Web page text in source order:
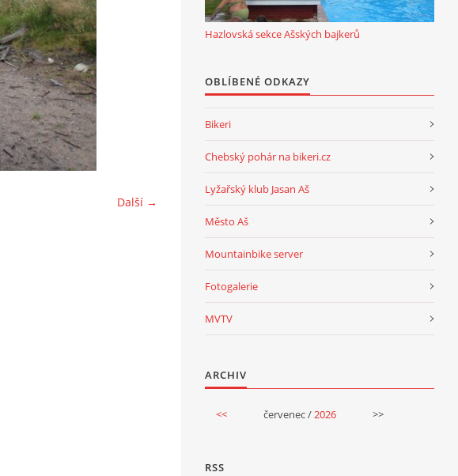
Další →
Hazlovská sekce Ašských bajkerů
OBLÍBENÉ ODKAZY
Bikeri
Chebský pohár na bikeri.cz
Lyžařský klub Jasan Aš
Město Aš
Mountainbike server
Fotogalerie
MVTV
ARCHIV
<< červenec /2026 >>
RSS